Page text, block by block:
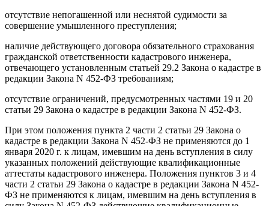
отсутствие непогашенной или неснятой судимости за
совершение умышленного преступления;
наличие действующего договора обязательного страхования
гражданской ответственности кадастрового инженера,
отвечающего установленным статьей 29.2 Закона о кадастре в
редакции Закона N 452-ФЗ требованиям;
отсутствие ограничений, предусмотренных частями 19 и 20
статьи 29 Закона о кадастре в редакции Закона N 452-ФЗ.
При этом положения пункта 2 части 2 статьи 29 Закона о
кадастре в редакции Закона N 452-ФЗ не применяются до 1
января 2020 г. к лицам, имевшим на день вступления в силу
указанных положений действующие квалификационные
аттестаты кадастрового инженера. Положения пунктов 3 и 4
части 2 статьи 29 Закона о кадастре в редакции Закона N 452-
ФЗ не применяются к лицам, имевшим на день вступления в